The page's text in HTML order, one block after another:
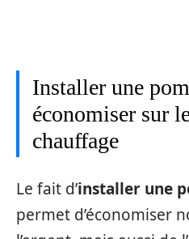
Installer une
économiser sur
chauffage
Le fait d’installer une
permet d’économiser